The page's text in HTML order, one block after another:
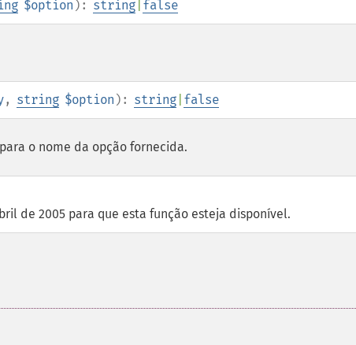
$option ): string false
, string $option ): string false
o nome da opção fornecida.
de 2005 para que esta função esteja disponível.